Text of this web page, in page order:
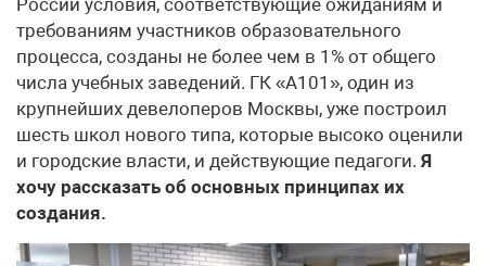
России условия, соответствующие ожиданиям и
требованиям участников образовательного
процесса, созданы не более чем в 1% от общего
числа учебных заведений. ГК «А101», один из
крупнейших девелоперов Москвы, уже построил
шесть школ нового типа, которые высоко оценили
и городские власти, и действующие педагоги. Я
хочу рассказать об основных принципах их
создания.